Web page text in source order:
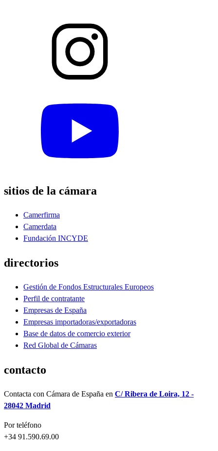
sitios de la cámara
Camerfirma
Camerdata
Fundación INCYDE
directorios
Gestión de Fondos Estructurales Europeos
Perfil de contratante
Empresas de España
Empresas importadoras/exportadoras
Base de datos de comercio exterior
Red Global de Cámaras
contacto
Contacta con Cámara de España en C/ Ribera de Loira, 12 -
28042 Madrid
Por teléfono
+34 91.590.69.00